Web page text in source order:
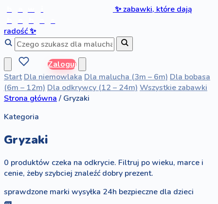
✨zabawki, które dają
radość✨
Zaloguj
Start Dla niemowlaka Dla malucha (3m – 6m) Dla bobasa
(6m – 12m) Dla odkrywcy (12 – 24m) Wszystkie zabawki
Strona główna / Gryzaki
Kategoria
Gryzaki
0 produktów czeka na odkrycie. Filtruj po wieku, marce i
cenie, żeby szybciej znaleźć dobry prezent.
sprawdzone marki wysyłka 24h bezpieczne dla dzieci